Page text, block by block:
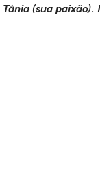
(sua paixão).